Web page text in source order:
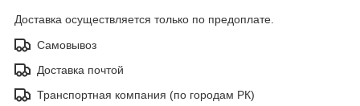
Доставка осуществляется только по предоплате.
Самовывоз
Доставка почтой
Транспортная компания (по городам РК)